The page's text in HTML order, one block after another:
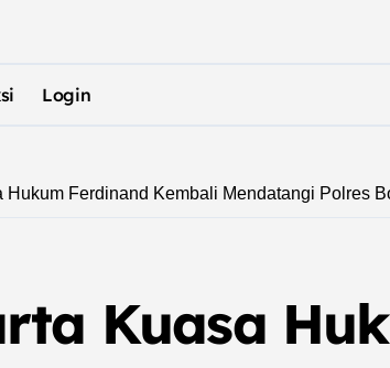
Login
Hukum Ferdinand Kembali Mendatangi Polres
Kuasa